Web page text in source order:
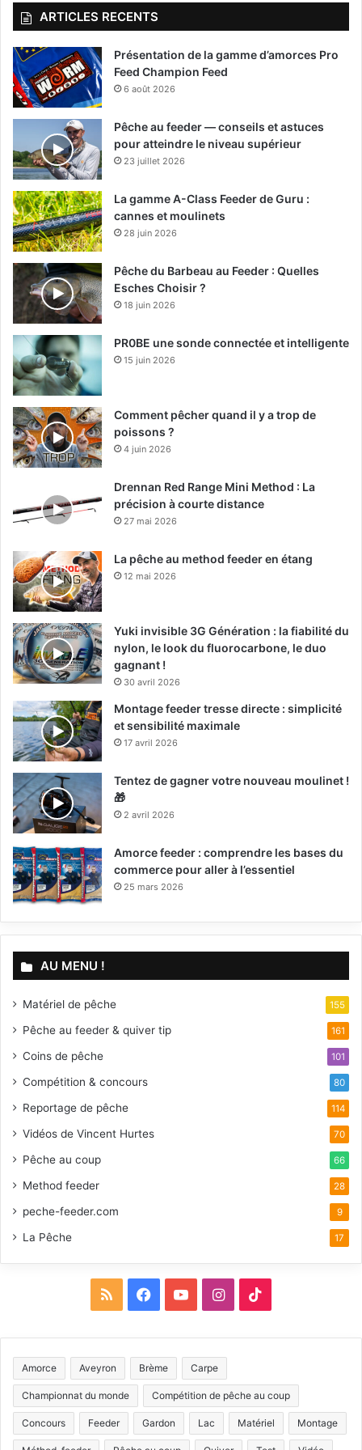
ARTICLES RECENTS
Présentation de la gamme d’amorces Pro
Feed Champion Feed
6 août 2026
Pêche au feeder — conseils et astuces
pour atteindre le niveau supérieur
23 juillet 2026
La gamme A-Class Feeder de Guru :
cannes et moulinets
28 juin 2026
Pêche du Barbeau au Feeder : Quelles
Esches Choisir ?
18 juin 2026
PR0BE une sonde connectée et intelligente
15 juin 2026
Comment pêcher quand il y a trop de
poissons ?
4 juin 2026
Drennan Red Range Mini Method : La
précision à courte distance
27 mai 2026
La pêche au method feeder en étang
12 mai 2026
Yuki invisible 3G Génération : la fiabilité du
nylon, le look du fluorocarbone, le duo
gagnant !
30 avril 2026
Montage feeder tresse directe : simplicité
et sensibilité maximale
17 avril 2026
Tentez de gagner votre nouveau moulinet !
🎁
2 avril 2026
Amorce feeder : comprendre les bases du
commerce pour aller à l’essentiel
25 mars 2026
AU MENU !
Matériel de pêche 155
Pêche au feeder & quiver tip 161
Coins de pêche 101
Compétition & concours 80
Reportage de pêche 114
Vidéos de Vincent Hurtes 70
Pêche au coup 66
Method feeder 28
peche-feeder.com 9
La Pêche 17
S
c
e
b
u
T
I
s
t
T
o
Amorce Aveyron Brème Carpe
Championnat du monde Compétition de pêche au coup
Concours Feeder Gardon Lac Matériel Montage